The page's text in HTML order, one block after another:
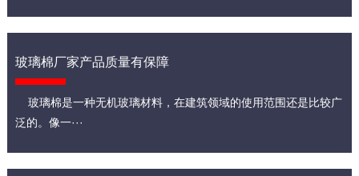
玻璃棉厂家产品质量有保障
玻璃棉是一种无机玻璃材料，在建筑领域的使用范围还是比较广
泛的。像一···